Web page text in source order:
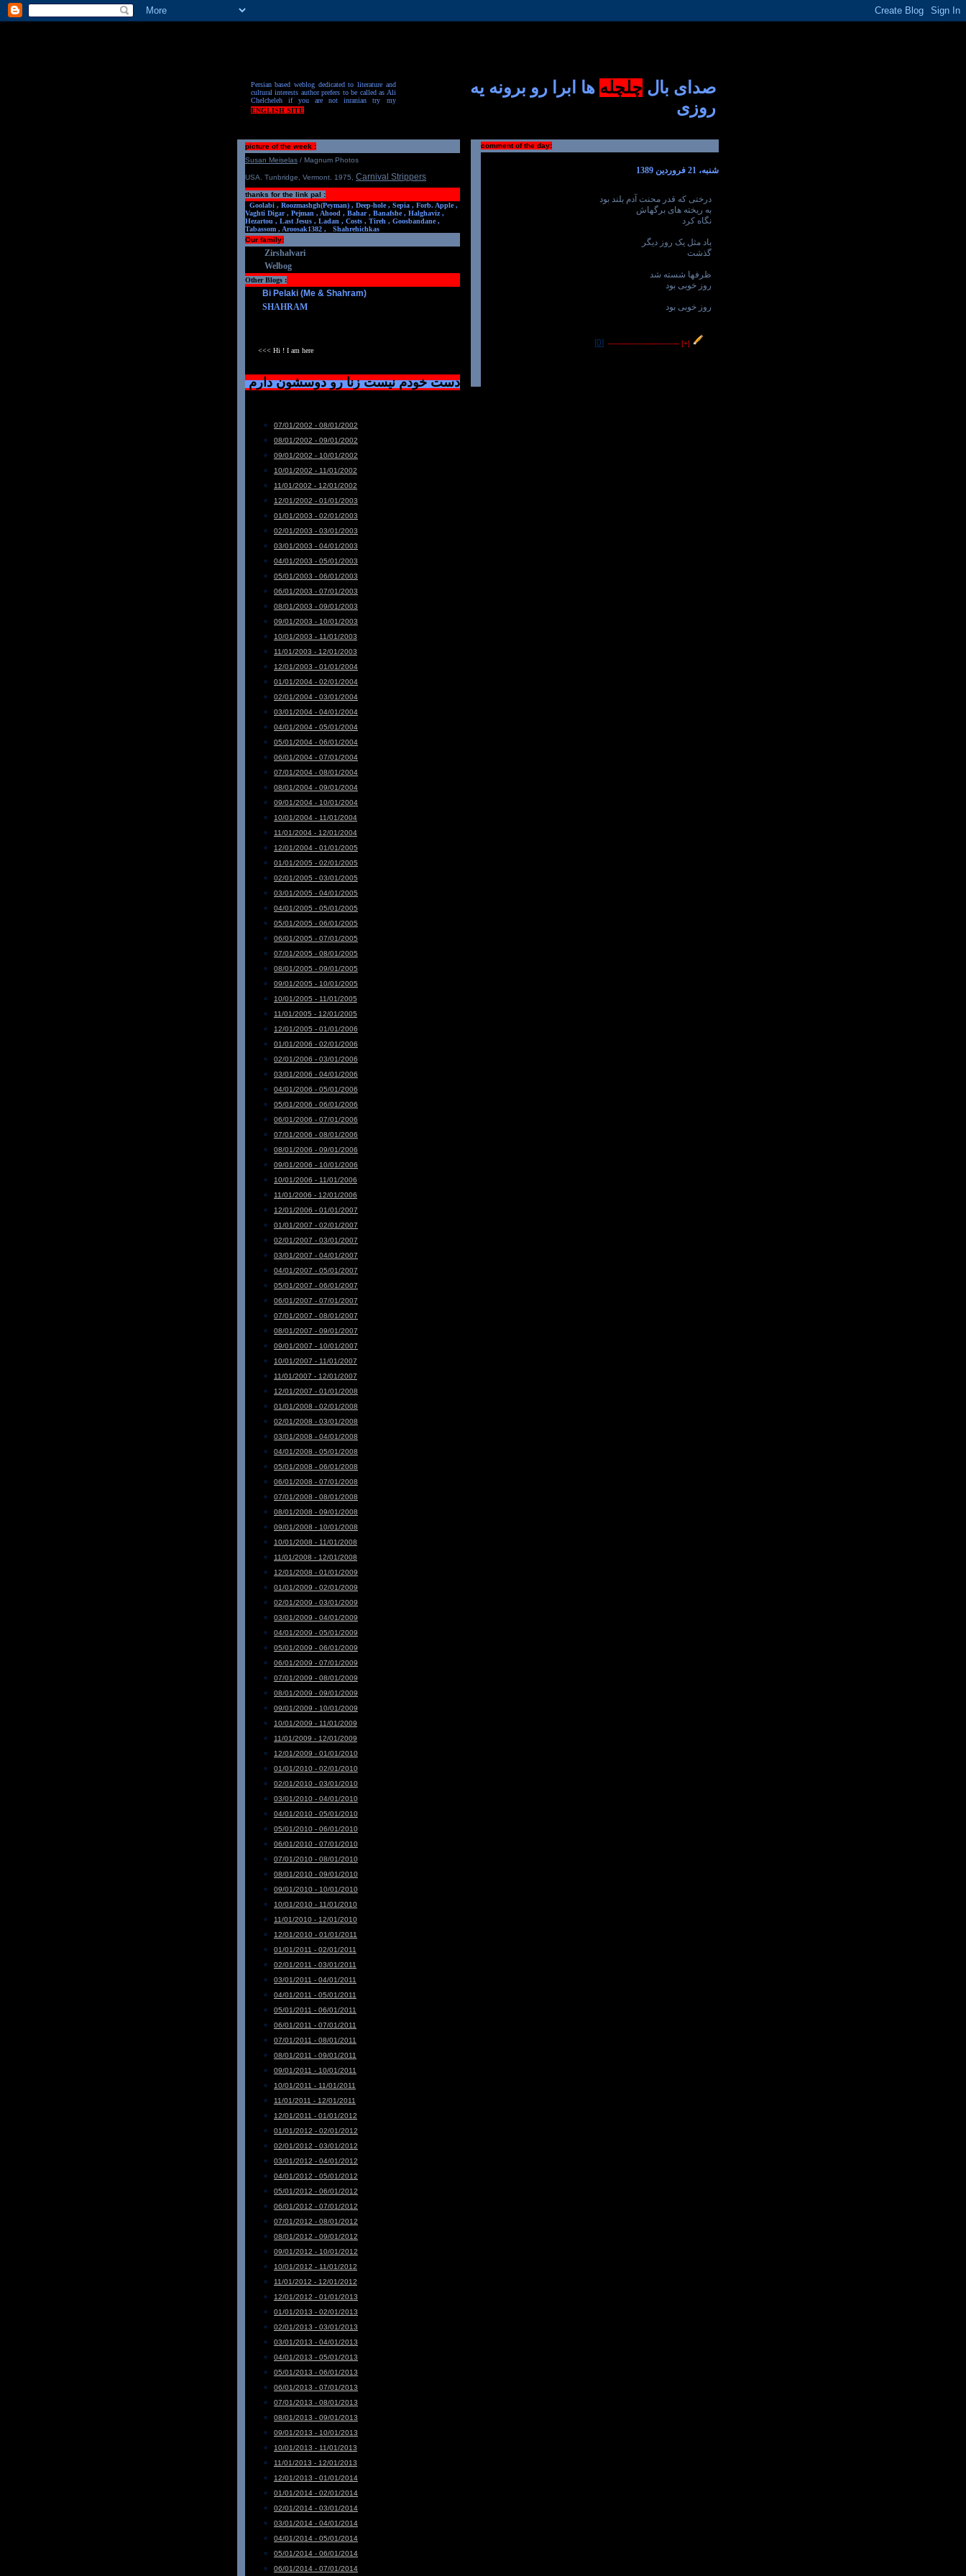
Persian based weblog dedicated to literature and
cultural interests author prefers to be called as Ali
Chelcheleh if you are not inranian try my
ENGLISH SITE
صدای بال چلچله ها ابرا رو برونه یه
روزی
comment of the day:
شنبه، 21 فروردین 1389
درختی که قدر محنت آدم بلند بود
به ریخته های برگهاش
نگاه کرد
باد مثل یک روز دیگر
گذشت
ظرفها شسته شد
روز خوبی بود
روز خوبی بود
[+]
---------------------------------
[0]
picture of the week :
Susan Meiselas / Magnum Photos
USA. Tunbridge, Vermont. 1975 Carnival Strippers
thanks for the link pal :
Goolabi , Roozmashgh(Peyman) , Deep-hole , Sepia , Forb. Apple ,
Vaghti Digar , Pejman , Ahood , Bahar , Banafshe , Halghaviz ,
Hezartou , Last Jesus , Ladan , Costs , Tireh , Goosbandane ,
Tabassom , Aroosak1382 ,
Shahrehichkas
Our family:
Zirshalvari
Welbog
Other Blogs :
Bi Pelaki (Me & Shahram)
SHAHRAM
<<< Hi ! I am here
دست خودم نیست زنا رو دوسشون دارم
07/01/2002 - 08/01/2002
08/01/2002 - 09/01/2002
09/01/2002 - 10/01/2002
10/01/2002 - 11/01/2002
11/01/2002 - 12/01/2002
12/01/2002 - 01/01/2003
01/01/2003 - 02/01/2003
02/01/2003 - 03/01/2003
03/01/2003 - 04/01/2003
04/01/2003 - 05/01/2003
05/01/2003 - 06/01/2003
06/01/2003 - 07/01/2003
08/01/2003 - 09/01/2003
09/01/2003 - 10/01/2003
10/01/2003 - 11/01/2003
11/01/2003 - 12/01/2003
12/01/2003 - 01/01/2004
01/01/2004 - 02/01/2004
02/01/2004 - 03/01/2004
03/01/2004 - 04/01/2004
04/01/2004 - 05/01/2004
05/01/2004 - 06/01/2004
06/01/2004 - 07/01/2004
07/01/2004 - 08/01/2004
08/01/2004 - 09/01/2004
09/01/2004 - 10/01/2004
10/01/2004 - 11/01/2004
11/01/2004 - 12/01/2004
12/01/2004 - 01/01/2005
01/01/2005 - 02/01/2005
02/01/2005 - 03/01/2005
03/01/2005 - 04/01/2005
04/01/2005 - 05/01/2005
05/01/2005 - 06/01/2005
06/01/2005 - 07/01/2005
07/01/2005 - 08/01/2005
08/01/2005 - 09/01/2005
09/01/2005 - 10/01/2005
10/01/2005 - 11/01/2005
11/01/2005 - 12/01/2005
12/01/2005 - 01/01/2006
01/01/2006 - 02/01/2006
02/01/2006 - 03/01/2006
03/01/2006 - 04/01/2006
04/01/2006 - 05/01/2006
05/01/2006 - 06/01/2006
06/01/2006 - 07/01/2006
07/01/2006 - 08/01/2006
08/01/2006 - 09/01/2006
09/01/2006 - 10/01/2006
10/01/2006 - 11/01/2006
11/01/2006 - 12/01/2006
12/01/2006 - 01/01/2007
01/01/2007 - 02/01/2007
02/01/2007 - 03/01/2007
03/01/2007 - 04/01/2007
04/01/2007 - 05/01/2007
05/01/2007 - 06/01/2007
06/01/2007 - 07/01/2007
07/01/2007 - 08/01/2007
08/01/2007 - 09/01/2007
09/01/2007 - 10/01/2007
10/01/2007 - 11/01/2007
11/01/2007 - 12/01/2007
12/01/2007 - 01/01/2008
01/01/2008 - 02/01/2008
02/01/2008 - 03/01/2008
03/01/2008 - 04/01/2008
04/01/2008 - 05/01/2008
05/01/2008 - 06/01/2008
06/01/2008 - 07/01/2008
07/01/2008 - 08/01/2008
08/01/2008 - 09/01/2008
09/01/2008 - 10/01/2008
10/01/2008 - 11/01/2008
11/01/2008 - 12/01/2008
12/01/2008 - 01/01/2009
01/01/2009 - 02/01/2009
02/01/2009 - 03/01/2009
03/01/2009 - 04/01/2009
04/01/2009 - 05/01/2009
05/01/2009 - 06/01/2009
06/01/2009 - 07/01/2009
07/01/2009 - 08/01/2009
08/01/2009 - 09/01/2009
09/01/2009 - 10/01/2009
10/01/2009 - 11/01/2009
11/01/2009 - 12/01/2009
12/01/2009 - 01/01/2010
01/01/2010 - 02/01/2010
02/01/2010 - 03/01/2010
03/01/2010 - 04/01/2010
04/01/2010 - 05/01/2010
05/01/2010 - 06/01/2010
06/01/2010 - 07/01/2010
07/01/2010 - 08/01/2010
08/01/2010 - 09/01/2010
09/01/2010 - 10/01/2010
10/01/2010 - 11/01/2010
11/01/2010 - 12/01/2010
12/01/2010 - 01/01/2011
01/01/2011 - 02/01/2011
02/01/2011 - 03/01/2011
03/01/2011 - 04/01/2011
04/01/2011 - 05/01/2011
05/01/2011 - 06/01/2011
06/01/2011 - 07/01/2011
07/01/2011 - 08/01/2011
08/01/2011 - 09/01/2011
09/01/2011 - 10/01/2011
10/01/2011 - 11/01/2011
11/01/2011 - 12/01/2011
12/01/2011 - 01/01/2012
01/01/2012 - 02/01/2012
02/01/2012 - 03/01/2012
03/01/2012 - 04/01/2012
04/01/2012 - 05/01/2012
05/01/2012 - 06/01/2012
06/01/2012 - 07/01/2012
07/01/2012 - 08/01/2012
08/01/2012 - 09/01/2012
09/01/2012 - 10/01/2012
10/01/2012 - 11/01/2012
11/01/2012 - 12/01/2012
12/01/2012 - 01/01/2013
01/01/2013 - 02/01/2013
02/01/2013 - 03/01/2013
03/01/2013 - 04/01/2013
04/01/2013 - 05/01/2013
05/01/2013 - 06/01/2013
06/01/2013 - 07/01/2013
07/01/2013 - 08/01/2013
08/01/2013 - 09/01/2013
09/01/2013 - 10/01/2013
10/01/2013 - 11/01/2013
11/01/2013 - 12/01/2013
12/01/2013 - 01/01/2014
01/01/2014 - 02/01/2014
02/01/2014 - 03/01/2014
03/01/2014 - 04/01/2014
04/01/2014 - 05/01/2014
05/01/2014 - 06/01/2014
06/01/2014 - 07/01/2014